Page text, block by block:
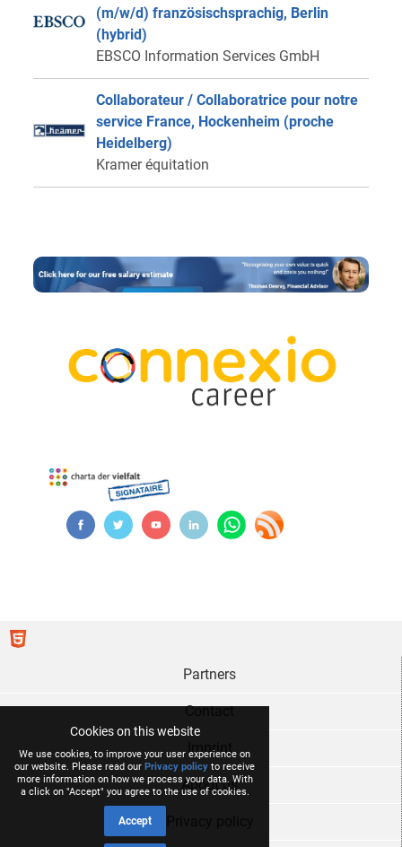
(m/w/d) französischsprachig, Berlin
(hybrid)
EBSCO Information Services GmbH
Collaborateur / Collaboratrice pour notre
service France, Hockenheim (proche
Heidelberg)
Kramer équitation
Cookies on this website
We use cookies, to improve your user experience on
our website. Please read our Privacy policy to receive
more information on how we process your data. With
a click on "Accept" you agree to the use of cookies.
Accept
Partners
Contact
Imprint
About us